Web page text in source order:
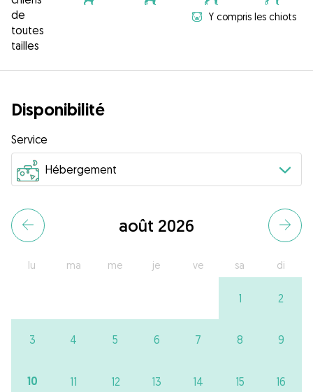
de
toutes
tailles
Y compris les chiots
Disponibilité
Service
août 2026
lu ma me je ve sa di
1 2
3 4 5 6 7 8 9
10 11 12 13 14 15 16